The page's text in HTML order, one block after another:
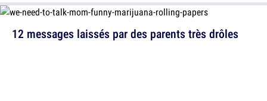
12 messages laissés par des parents très drôles